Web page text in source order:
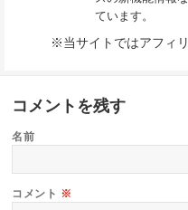
ています。
※当サイトではアフィ
コメントを残す
名前
コメント ※